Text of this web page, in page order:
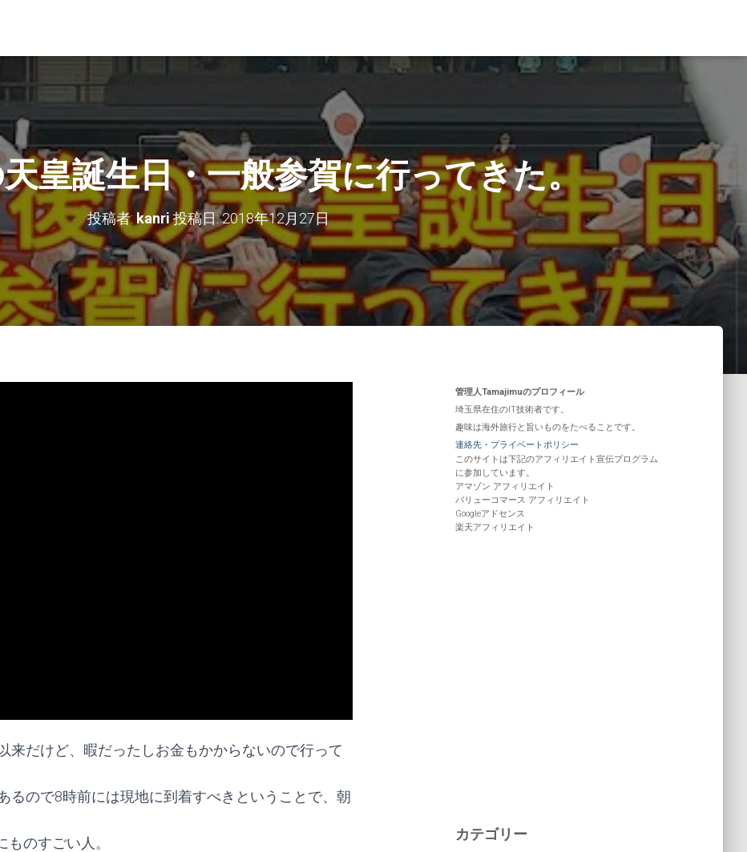
皇誕生日・一般参賀に行ってきた。
投稿者:kanri投稿日:2018年12月27日
来だけど、暇だったしお金もかからないので行って
るので8時前には現地に到着すべきということで、朝
のすごい人。
管理人Tamajimuのプロフィール
埼玉県在住のIT技術者です。
趣味は海外旅行と旨いものをたべることです。
連絡先・プライベートポリシー
このサイトは下記のアフィリエイト宣伝プログラム
に参加しています。
アマゾン アフィリエイト
バリューコマース アフィリエイト
Googleアドセンス
楽天アフィリエイト
カテゴリー